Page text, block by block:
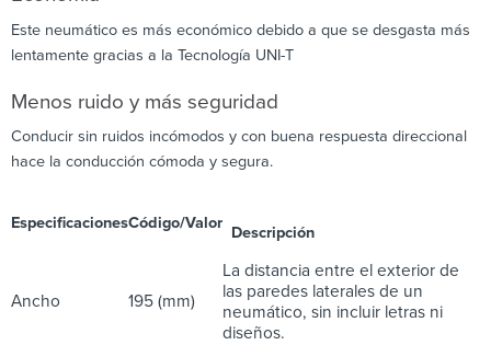
Este neumático es más económico debido a que se desgasta más
lentamente gracias a la Tecnología UNI-T
Menos ruido y más seguridad
Conducir sin ruidos incómodos y con buena respuesta direccional
hace la conducción cómoda y segura.
EspecificacionesCódigo/Valor
Descripción
Ancho 195 (mm)
La distancia entre el exterior de
las paredes laterales de un
neumático, sin incluir letras ni
diseños.